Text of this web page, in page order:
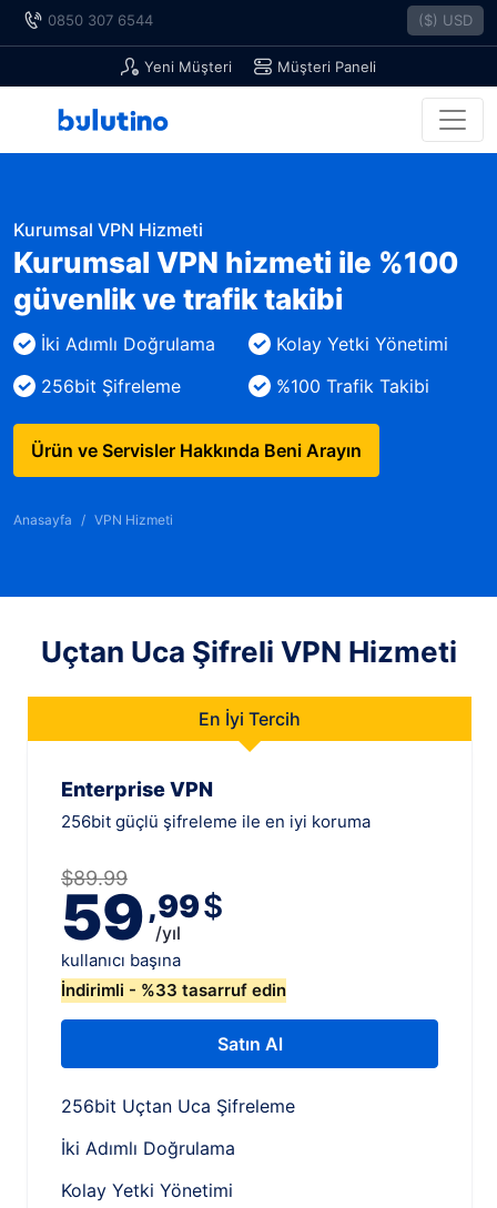
0850 307 6544 ($) USD
Yeni Müşteri Müşteri Paneli
Kurumsal VPN Hizmeti
Kurumsal VPN hizmeti ile %100
güvenlik ve trafik takibi
İki Adımlı Doğrulama
Kolay Yetki Yönetimi
256bit Şifreleme
%100 Trafik Takibi
Ürün ve Servisler Hakkında Beni Arayın
Anasayfa VPN Hizmeti
Uçtan Uca Şifreli VPN Hizmeti
En İyi Tercih
Enterprise VPN
256bit güçlü şifreleme ile en iyi koruma
$89.99
59 /yıl
,99$
kullanıcı başına
İndirimli - %33 tasarruf edin
Satın Al
256bit Uçtan Uca Şifreleme
İki Adımlı Doğrulama
Kolay Yetki Yönetimi